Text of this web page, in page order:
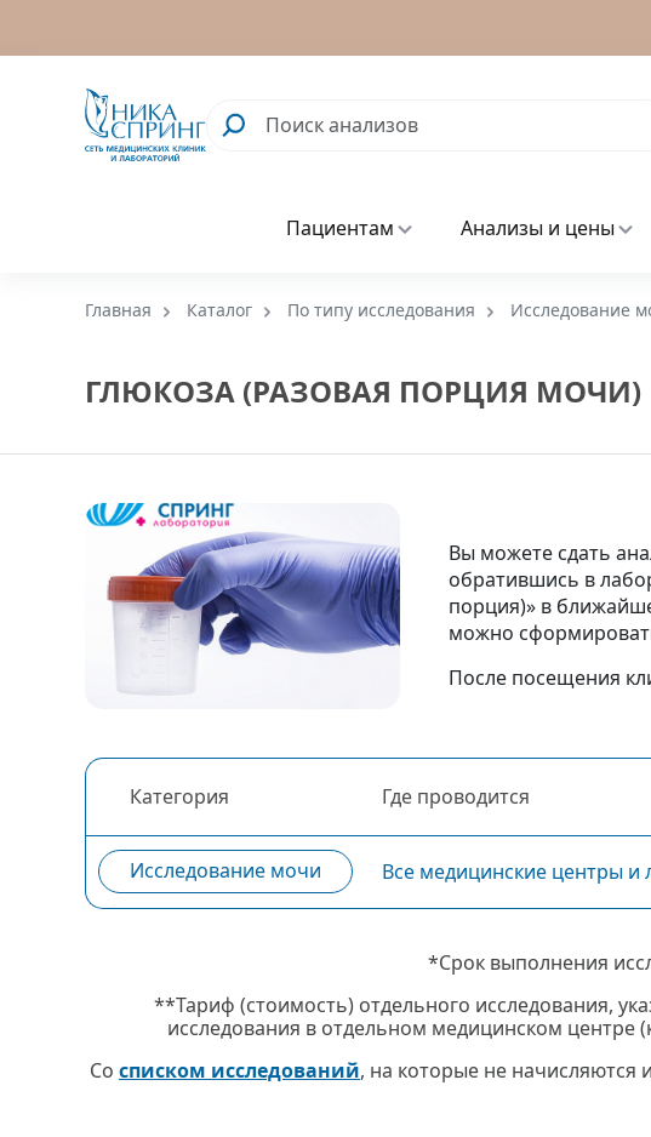
Пациентам Анализы и цены
Главная Каталог По типу исследования Исследование
ГЛЮКОЗА (РАЗОВАЯ ПОРЦИЯ МОЧИ)
Вы можете сдать
обратившись в
порция)» в
можно
После посещения
Категория Где проводится
Исследование мочи Все медицинские центры
*Срок выполнения
**Тариф (стоимость) отдельного исследования,
исследования в отдельном медицинском центре
Со списком исследований, на которые не начисляются